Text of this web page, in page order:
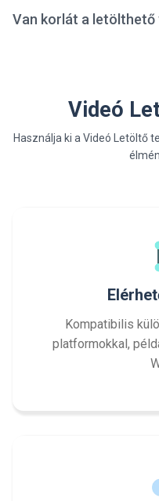
Van korlát a letölthető
Videó
Használja ki a Videó Letöltő
Kompatibilis
platformokkal,